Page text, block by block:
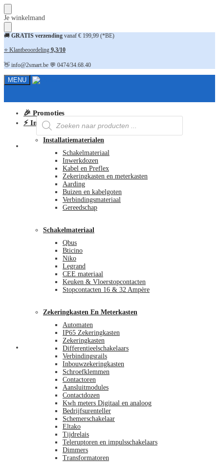
Skip
to
navigation
Skip
to
content
Je winkelmand
🚚 GRATIS verzending vanaf € 199,99 (*BE)
⭐ Klantbeoordeling 9,3/10
👋 info@2smart.be 💬 0474/34.68.40
MENU
Producten
zoeken
🎉 Promoties
⚡ Installatiematerialen
Installatiematerialen
Schakelmateriaal
Inwerkdozen
Kabel en Preflex
Zekeringkasten en meterkasten
Aarding
Buizen en kabelgoten
Verbindingsmateriaal
Gereedschap
Schakelmateriaal
Qbus
Bticino
Niko
Legrand
CEE materiaal
Keuken & Vloerstopcontacten
Stopcontacten 16 & 32 Ampère
Zekeringkasten En Meterkasten
Automaten
IP65 Zekeringkasten
Zekeringkasten
Differentieelschakelaars
Verbindingsrails
Inbouwzekeringkasten
Schroefklemmen
Contactoren
Aansluitmodules
Contactdozen
Kwh meters Digitaal en analoog
Bedrijfsurenteller
Schemerschakelaar
Eltako
Tijdrelais
Teleruptoren en impulsschakelaars
Dimmers
Transformatoren